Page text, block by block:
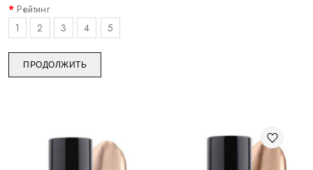
Рейтинг
1
2 3 4 5
ПРОДОЛЖИТЬ